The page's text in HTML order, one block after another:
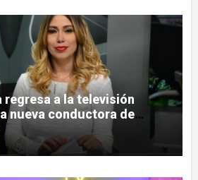
regresa a la televisión
nueva conductora de